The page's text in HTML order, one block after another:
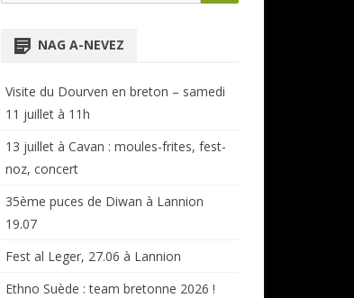
for:
NAG A-NEVEZ
Visite du Dourven en breton – samedi
11 juillet à 11h
13 juillet à Cavan : moules-frites, fest-
noz, concert
35ème puces de Diwan à Lannion
19.07
Fest al Leger, 27.06 à Lannion
Ethno Suède : team bretonne 2026 !